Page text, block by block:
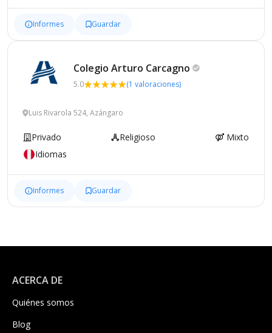
Informes Guardar
Colegio Arturo Carcagno
5.0 (1 valoraciones)
Luis Rivarola 524, Azángaro
Privado Religioso
Mixto
Idiomas
Informes Guardar
ACERCA DE
Quiénes somos
Blog